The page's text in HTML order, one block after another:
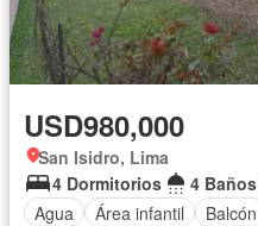
USD980,000
San Isidro, Lima
4 Dormitorios
4 Baños
Agua
Área infantil Balcón